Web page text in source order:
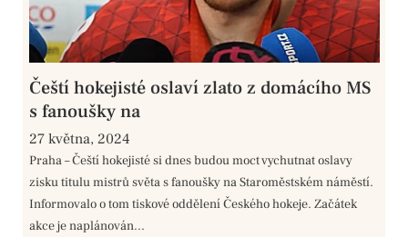
Čeští hokejisté oslaví zlato z domácího MS
s fanoušky na
27 května, 2024
Praha – Čeští hokejisté si dnes budou moct vychutnat oslavy
zisku titulu mistrů světa s fanoušky na Staroměstském náměstí.
Informovalo o tom tiskové oddělení Českého hokeje. Začátek
akce je naplánován...